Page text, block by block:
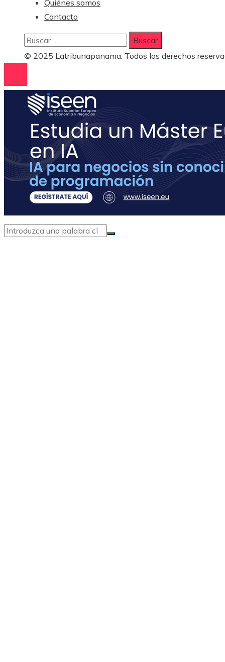
Quiénes somos
Contacto
Buscar:
© 2025 Latribunapanama. Todos los derechos